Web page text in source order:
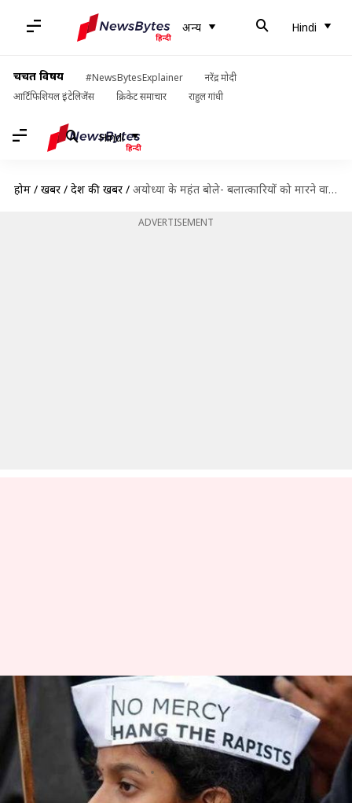
अन्य Hindi
चर्चित विषय #NewsBytesExplainer
नरेंद्र मोदी
आर्टिफिशियल इंटेलिजेंस
क्रिकेट समाचार राहुल गांधी
Hindi
होम / खबरें / देश की खबरें / अयोध्या के महंत बोले- बलात्कारियों को मारने वालों को दूंगा एक लाख रुपये का ईनाम
ADVERTISEMENT
अयोध्या के महंत बोले- बलात्कारियों
को मारने वालों को दूंगा एक लाख
रुपये का ईनाम
लेखन Dec 11, 2019 08:50 pm